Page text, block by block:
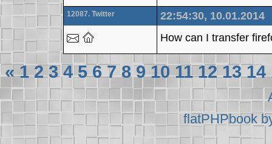
12087. Twitter
22:54:30, 10.01.2014
How can I transfer
« 1 2 3 4 5 6 7 8 9 10 11 12 13 14
flatPHPbook